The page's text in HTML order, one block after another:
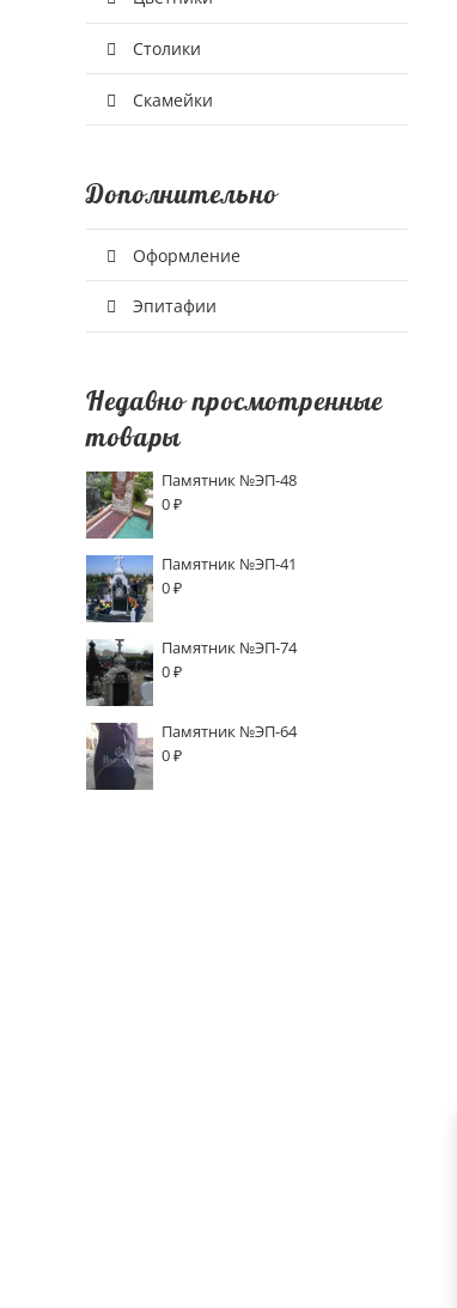
Столики
Скамейки
Дополнительно
Оформление
Эпитафии
Недавно просмотренные
товары
Памятник №ЭП-48
0₽
Памятник №ЭП-41
0₽
Памятник №ЭП-74
0₽
Памятник №ЭП-64
0₽